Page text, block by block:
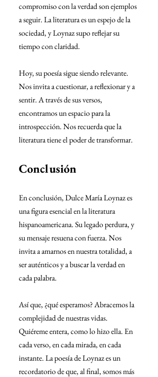
compromiso con la verdad son ejemplos
a seguir. La literatura es un espejo de la
sociedad, y Loynaz supo reflejar su
tiempo con claridad.
Hoy, su poesía sigue siendo relevante.
Nos invita a cuestionar, a reflexionar y a
sentir. A través de sus versos,
encontramos un espacio para la
introspección. Nos recuerda que la
literatura tiene el poder de transformar.
Conclusión
En conclusión, Dulce María Loynaz es
una figura esencial en la literatura
hispanoamericana. Su legado perdura, y
su mensaje resuena con fuerza. Nos
invita a amarnos en nuestra totalidad, a
ser auténticos y a buscar la verdad en
cada palabra.
Así que, ¿qué esperamos? Abracemos la
complejidad de nuestras vidas.
Quiéreme entera, como lo hizo ella. En
cada verso, en cada mirada, en cada
instante. La poesía de Loynaz es un
recordatorio de que, al final, somos más